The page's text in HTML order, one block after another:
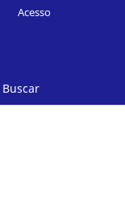
Buscar
Acesso